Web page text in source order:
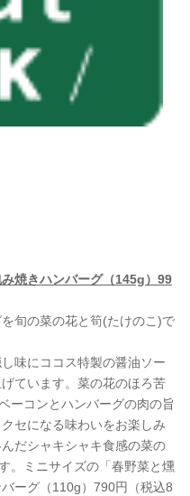
焼きハンバーグ（145g）99
旬の菜の花と筍(たけのこ)で
味にココス特製の醤油ソー
ています。菜の花のほろ苦
ーコンとハンバーグの肉の旨
セになる味わいをお楽しみ
だシャキシャキ食感の菜の
。ミニサイズの「春野菜と燻
ーグ（110g）790円（税込8